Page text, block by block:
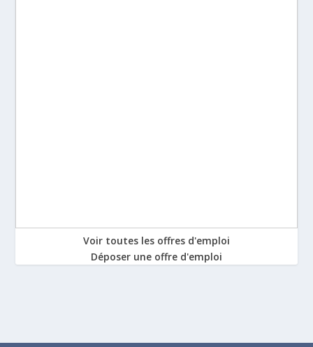
Voir toutes les offres d'emploi
Déposer une offre d'emploi